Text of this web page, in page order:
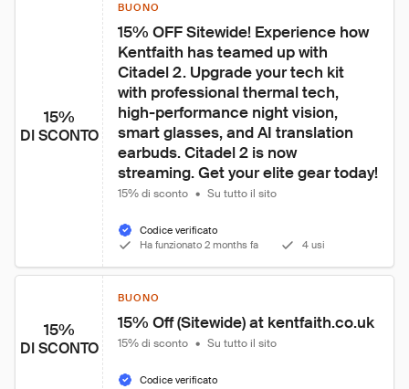
15%
DI SCONTO
BUONO
15% OFF Sitewide! Experience how
Kentfaith has teamed up with
Citadel 2. Upgrade your tech kit
with professional thermal tech,
high-performance night vision,
smart glasses, and AI translation
earbuds. Citadel 2 is now
streaming. Get your elite gear today!
15% di sconto • Su tutto il sito
Codice verificato
Ha funzionato 2 months fa
4 usi
15%
DI SCONTO
BUONO
15% Off (Sitewide) at kentfaith.co.uk
15% di sconto • Su tutto il sito
Codice verificato